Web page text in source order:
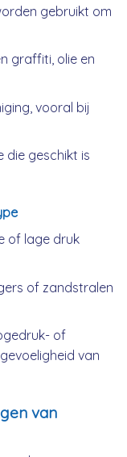
gebruikt om
graffiti, olie en
vooral bij
die geschikt is
of lage druk
of zandstralen
of
van
van